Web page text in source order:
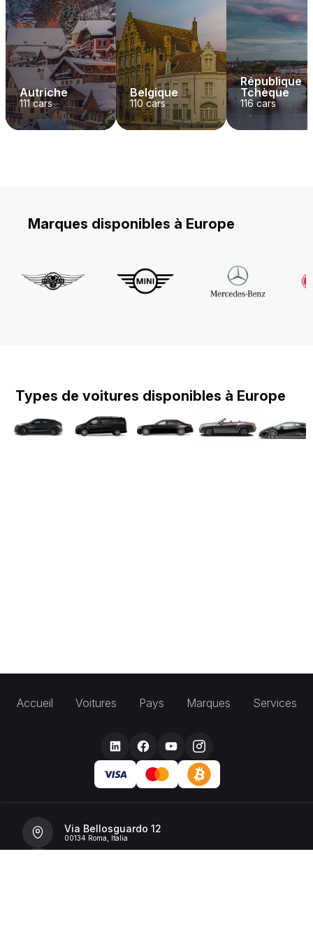
Autriche
111cars
Belgique
110 cars
République
Tchèque
116cars
Marques disponibles à Europe
Types de voitures disponibles à Europe
Accueil Voitures Pays Marques Services
Via Bellosguardo 12
00134 Roma, Italia